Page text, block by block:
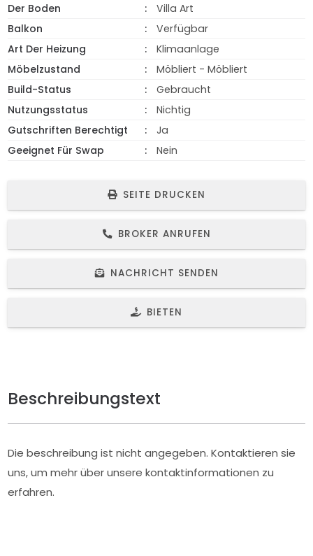
Der Boden
Villa Art
Balkon
Verfügbar
Art Der Heizung
Klimaanlage
Möbelzustand
Möbliert - Möbliert
Build-Status
Gebraucht
Nutzungsstatus
Nichtig
Gutschriften Berechtigt
Ja
Geeignet Für Swap
Nein
SEITE DRUCKEN
BROKER ANRUFEN
NACHRICHT SENDEN
BIETEN
Beschreibungstext
Die beschreibung ist nicht angegeben. Kontaktieren sie
uns, um mehr über unsere kontaktinformationen zu
erfahren.